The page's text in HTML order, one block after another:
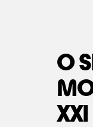
O
XXI